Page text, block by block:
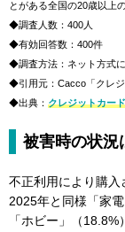
とがある全国の20歳以上
◆調査人数：400人
◆有効回答数：400件
◆調査方法：ネット方式
◆引用元：Cacco「クレジ
◆出典： クレジットカー
被害時の状況
不正利用により購
2025年と同様「家
「ホビー」（